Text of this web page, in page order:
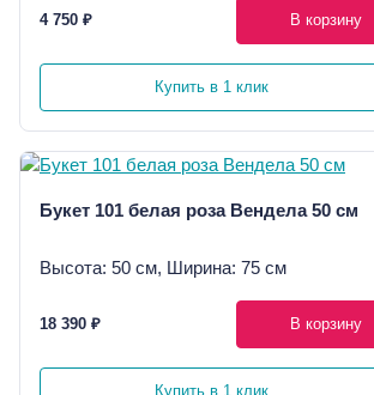
4 750 ₽ В корзину
Купить в 1 клик
Букет 101 белая роза Вендела 50 см
Высота: 50 см, Ширина: 75 см
18 390 ₽ В корзину
Купить в 1 клик